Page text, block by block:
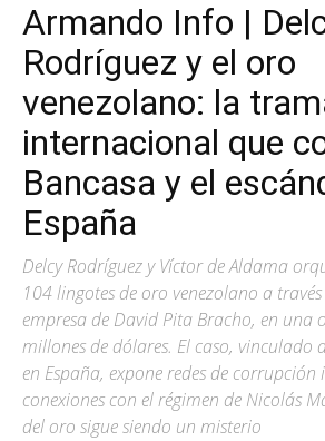
Claras
Digital
Armando Info |
Rodríguez y el oro
venezolano: la
internacional que
Bancasa y el
España
Delcy Rodríguez y Víctor de Aldama
104 lingotes de oro venezolano a través
empresa de David Pita Bracho, en una
millones de dólares. El caso, vinculado
en España, expone redes de
conexiones con el régimen de Nicolás
del oro sigue siendo un misterio